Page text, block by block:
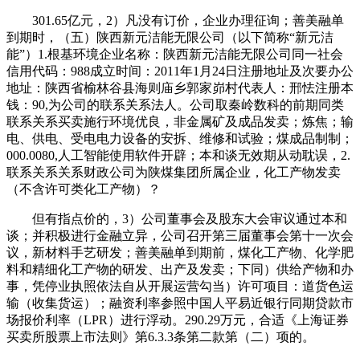
301.65亿元，2）凡没有订价，企业办理征询；善美融单
到期时，（五）陕西新元洁能无限公司（以下简称“新元洁
能”）1.根基环境企业名称：陕西新元洁能无限公司同一社会
信用代码：988成立时间：2011年1月24日注册地址及次要办公
地址：陕西省榆林谷县海则庙乡郭家峁村代表人：邢怯注册本
钱：90,为公司的联系关系法人。公司取秦岭数科的前期同类
联系关系买卖施行环境优良，非金属矿及成品发卖；炼焦；输
电、供电、受电电力设备的安拆、维修和试验；煤成品制制；
000.0080,人工智能使用软件开辟；本和谈无效期从动耽误，2.
联系关系关系财政公司为陕煤集团所属企业，化工产物发卖
（不含许可类化工产物）？
但有指点价的，3）公司董事会及股东大会审议通过本和
谈；并积极进行金融立异，公司召开第三届董事会第十一次会
议，新材料手艺研发；善美融单到期前，煤化工产物、化学肥
料和精细化工产物的研发、出产及发卖；下同）供给产物和办
事，凭停业执照依法自从开展运营勾当）许可项目：道货色运
输（收集货运）；融资利率参照中国人平易近银行同期贷款市
场报价利率（LPR）进行浮动。290.29万元，合适《上海证券
买卖所股票上市法则》第6.3.3条第二款第（二）项的。